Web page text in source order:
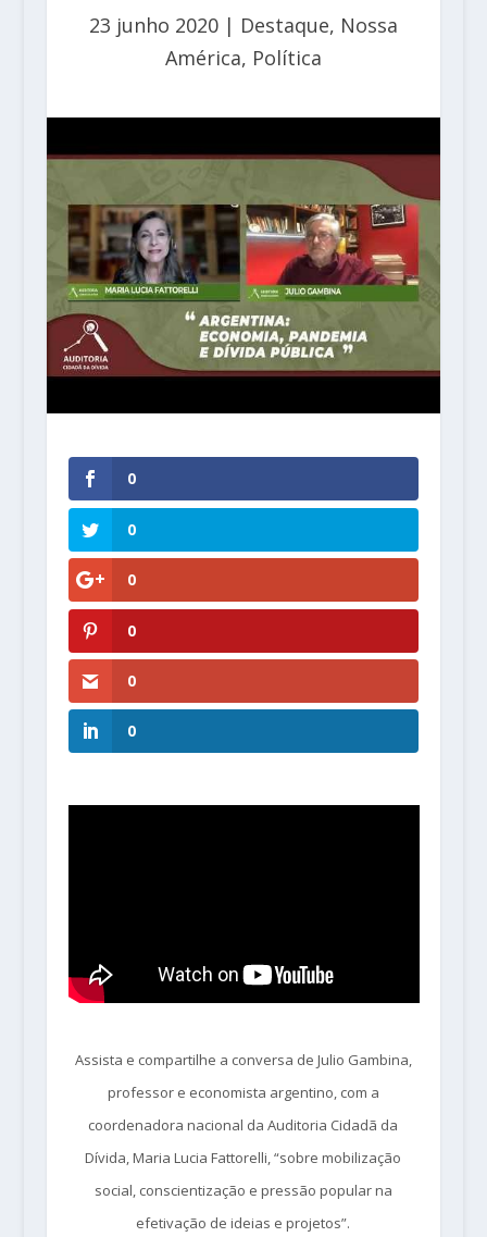
23 junho 2020| Destaque, Nossa
América, Política
0
0
0
0
0
0
Assista e compartilhe a conversa de Julio Gambina,
professor e economista argentino, com a
coordenadora nacional da Auditoria Cidadã da
Dívida, Maria Lucia Fattorelli, “sobre mobilização
social, conscientização e pressão popular na
efetivação de ideias e projetos”.